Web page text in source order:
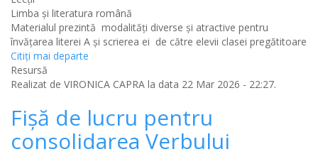
Limba şi literatura română
Materialul prezintă modalități diverse și atractive pentru
învățarea literei A și scrierea ei de către elevii clasei pregătitoare
Citiţi mai departe
Resursă
Realizat de VIRONICA CAPRA la data 22 Mar 2026 - 22:27.
Fișă de lucru pentru
consolidarea Verbului